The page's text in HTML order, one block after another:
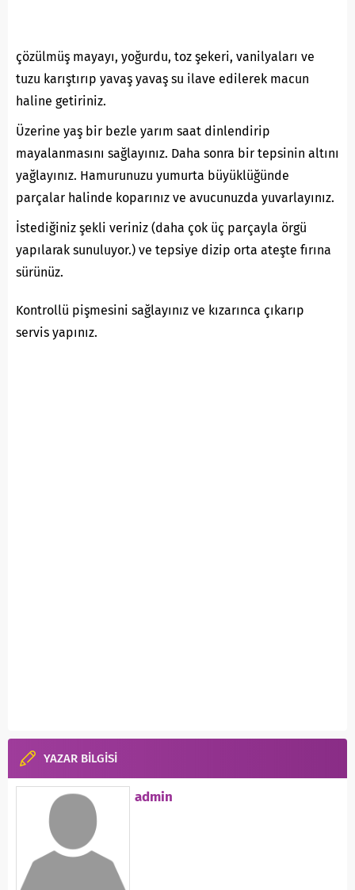
çözülmüş mayayı, yoğurdu, toz şekeri, vanilyaları ve
tuzu karıştırıp yavaş yavaş su ilave edilerek macun
haline getiriniz.
Üzerine yaş bir bezle yarım saat dinlendirip
mayalanmasını sağlayınız. Daha sonra bir tepsinin altını
yağlayınız. Hamurunuzu yumurta büyüklüğünde
parçalar halinde koparınız ve avucunuzda yuvarlayınız.
İstediğiniz şekli veriniz (daha çok üç parçayla örgü
yapılarak sunuluyor.) ve tepsiye dizip orta ateşte fırına
sürünüz.
Kontrollü pişmesini sağlayınız ve kızarınca çıkarıp
servis yapınız.
YAZAR BİLGİSİ
admin